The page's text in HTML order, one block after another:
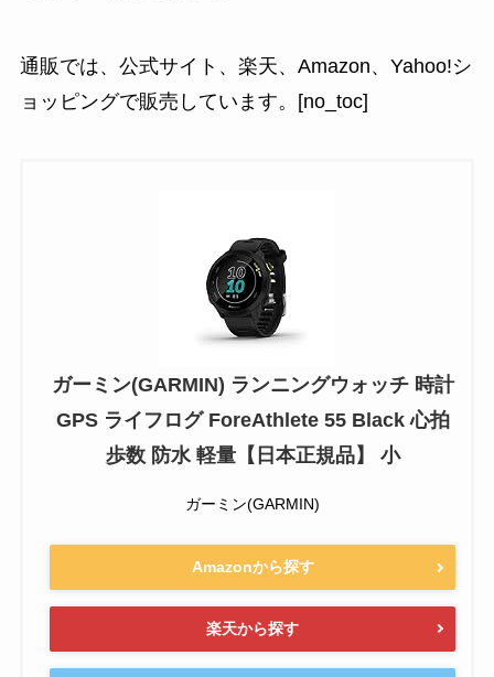
通販では、公式サイト、楽天、Amazon、Yahoo!シ
ョッピングで販売しています。[no_toc]
ガーミン(GARMIN) ランニングウォッチ 時計
GPS ライフログ ForeAthlete 55 Black 心拍
歩数 防水 軽量【日本正規品】 小
ガーミン(GARMIN)
Amazonから探す
楽天から探す